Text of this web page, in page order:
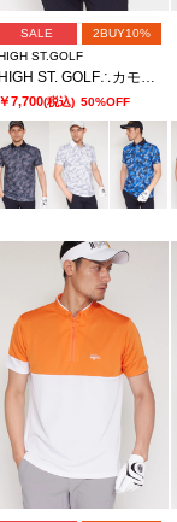
SALE
2BUY10%
ST.GOLF
￥7,700(税込) 50%OFF